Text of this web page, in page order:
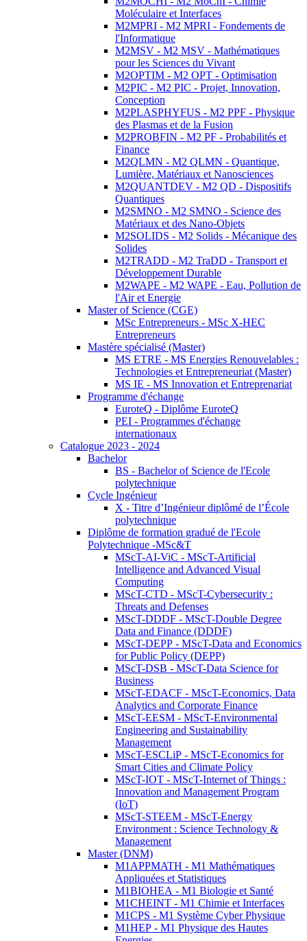
Moléculaire et Interfaces
M2MPRI - M2 MPRI - Fondements de
l'Informatique
M2MSV - M2 MSV - Mathématiques
pour les Sciences du Vivant
M2OPTIM - M2 OPT - Optimisation
M2PIC - M2 PIC - Projet, Innovation,
Conception
M2PLASPHYFUS - M2 PPF - Physique
des Plasmas et de la Fusion
M2PROBFIN - M2 PF - Probabilités et
Finance
M2QLMN - M2 QLMN - Quantique,
Lumière, Matériaux et Nanosciences
M2QUANTDEV - M2 QD - Dispositifs
Quantiques
M2SMNO - M2 SMNO - Science des
Matériaux et des Nano-Objets
M2SOLIDS - M2 Solids - Mécanique des
Solides
M2TRADD - M2 TraDD - Transport et
Développement Durable
M2WAPE - M2 WAPE - Eau, Pollution de
l'Air et Energie
Master of Science (CGE)
MSc Entrepreneurs - MSc X-HEC
Entrepreneurs
Mastère spécialisé (Master)
MS ETRE - MS Energies Renouvelables :
Technologies et Entrepreneuriat (Master)
MS IE - MS Innovation et Entreprenariat
Programme d'échange
EuroteQ - Diplôme EuroteQ
PEI - Programmes d'échange
internationaux
Catalogue 2023 - 2024
Bachelor
BS - Bachelor of Science de l'Ecole
polytechnique
Cycle Ingénieur
X - Titre d’Ingénieur diplômé de l’École
polytechnique
Diplôme de formation gradué de l'Ecole
Polytechnique -MSc&T
MScT-AI-ViC - MScT-Artificial
Intelligence and Advanced Visual
Computing
MScT-CTD - MScT-Cybersecurity :
Threats and Defenses
MScT-DDDF - MScT-Double Degree
Data and Finance (DDDF)
MScT-DEPP - MScT-Data and Economics
for Public Policy (DEPP)
MScT-DSB - MScT-Data Science for
Business
MScT-EDACF - MScT-Economics, Data
Analytics and Corporate Finance
MScT-EESM - MScT-Environmental
Engineering and Sustainability
Management
MScT-ESCLiP - MScT-Economics for
Smart Cities and Climate Policy
MScT-IOT - MScT-Internet of Things :
Innovation and Management Program
(IoT)
MScT-STEEM - MScT-Energy
Environment : Science Technology &
Management
Master (DNM)
M1APPMATH - M1 Mathématiques
Appliquées et Statistiques
M1BIOHEA - M1 Biologie et Santé
M1CHEINT - M1 Chimie et Interfaces
M1CPS - M1 Système Cyber Physique
M1HEP - M1 Physique des Hautes